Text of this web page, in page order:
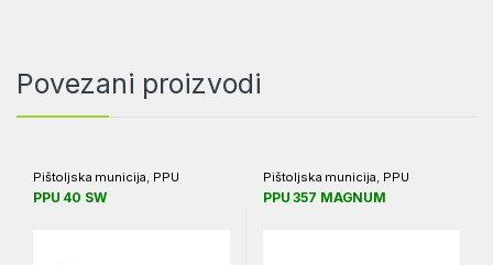
Povezani proizvodi
Pištoljska municija, PPU
PPU 40 SW
Pištoljska municija, PPU
PPU 357 MAGNUM